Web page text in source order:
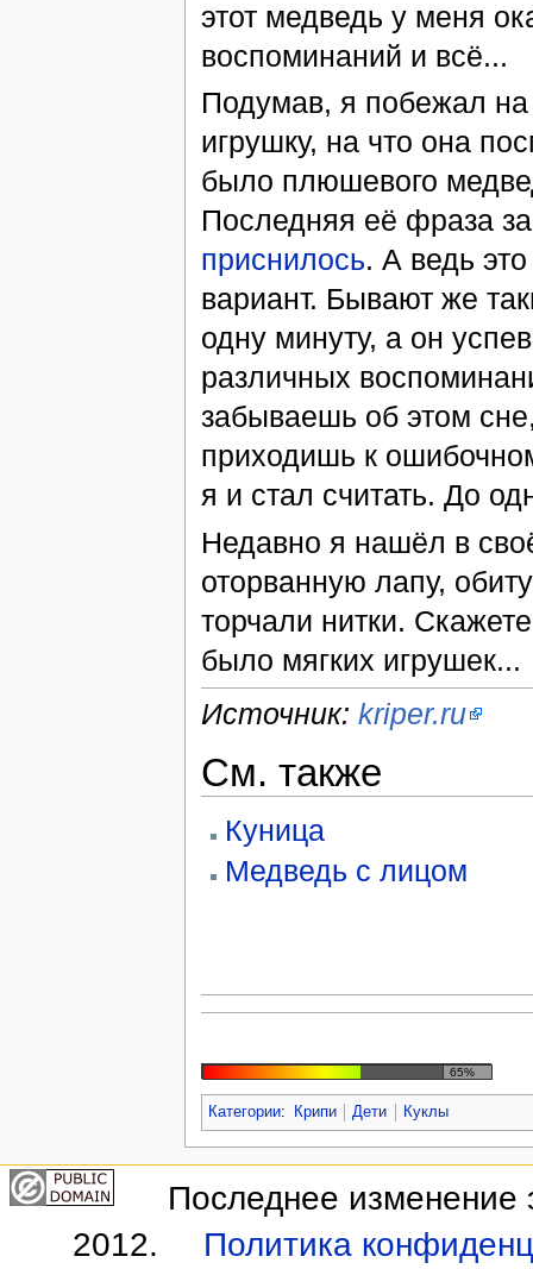
этот медведь у меня
воспоминаний и всё...
Подумав, я побежал
игрушку, на что она
было плюшевого
Последняя её фраза
приснилось. А ведь
вариант. Бывают же
одну минуту, а он
различных
забываешь об этом
приходишь к
я и стал считать. До
Недавно я нашёл в
оторванную лапу,
торчали нитки.
было мягких игрушек...
Источник: kriper.ru
См. также
Куница
Медведь с лицом
65%
Категории: Крипи Дети Куклы
Последнее изменение
2012.
Политика